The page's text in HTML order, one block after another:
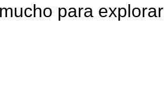
para explorar